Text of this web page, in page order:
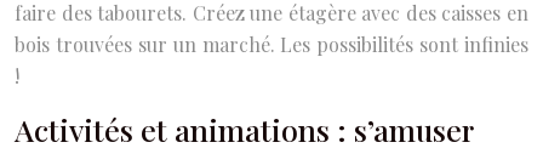
faire des tabourets. Créez une étagère avec des caisses en
bois trouvées sur un marché. Les possibilités sont infinies
!
Activités et animations : s’amuser